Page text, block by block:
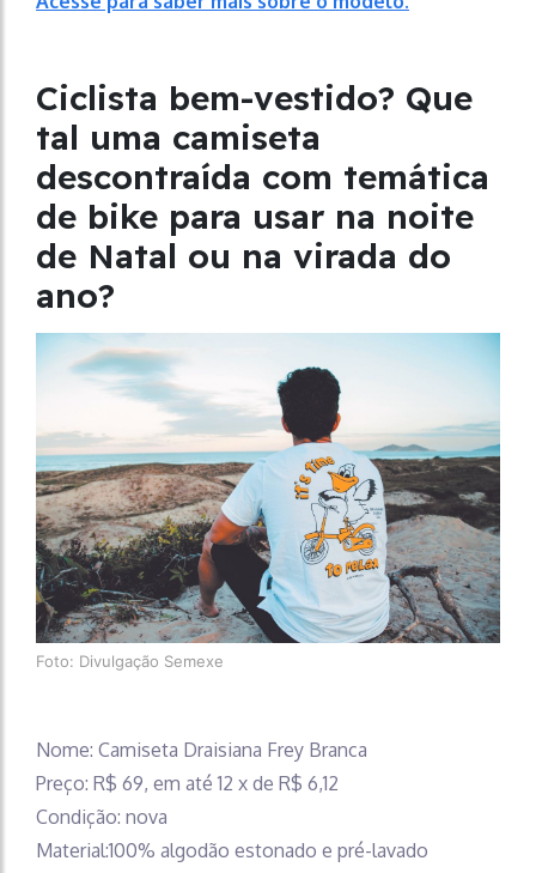
Ciclista bem-vestido? Que
tal uma camiseta
descontraída com temática
de bike para usar na noite
de Natal ou na virada do
ano?
Foto: Divulgação Semexe
Nome: Camiseta Draisiana Frey Branca
Preço: R$ 69, em até 12 x de R$ 6,12
Condição: nova
Material:100% algodão estonado e pré-lavado